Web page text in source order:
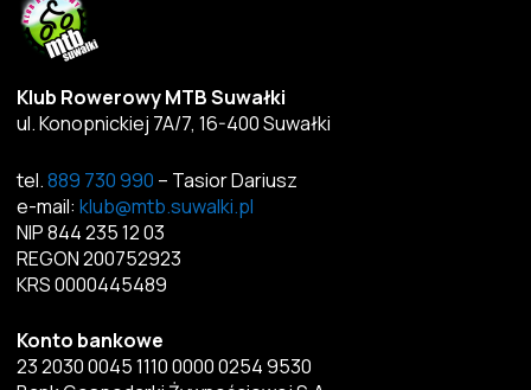
Klub Rowerowy MTB Suwałki
ul. Konopnickiej 7A/7, 16-400 Suwałki
tel.889 730 990 – Tasior Dariusz
e-mail: klub@mtb.suwalki.pl
NIP 844 235 12 03
REGON 200752923
KRS 0000445489
Konto bankowe
23 2030 0045 1110 0000 0254 9530